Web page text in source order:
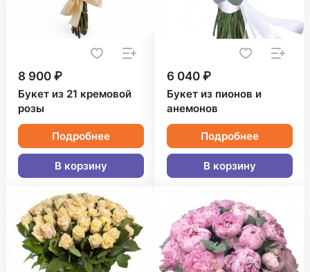
8 900 ₽
Букет из 21 кремовой
розы
Подробнее
В корзину
6 040 ₽
Букет из пионов и
анемонов
Подробнее
В корзину